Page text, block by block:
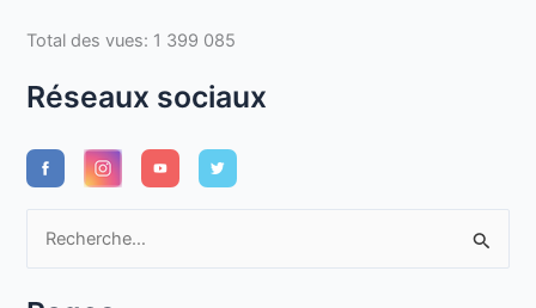
Total des vues: 1 399 085
Réseaux sociaux